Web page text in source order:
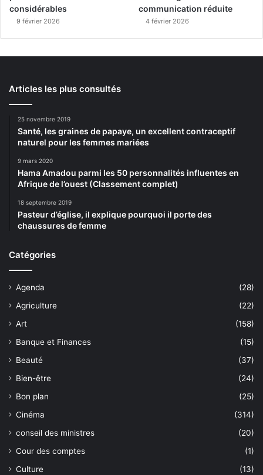
considérables
9 février 2026
communication réduite
4 février 2026
Articles les plus consultés
25 novembre 2019
Santé, les graines de papaye, un excellent contraceptif
naturel pour les femmes mariées
9 mars 2020
Hama Amadou parmi les 50 personnalités influentes en
Afrique de l’ouest (Classement complet)
18 septembre 2019
Pasteur d’église, il explique pourquoi il porte des
chaussures de femme
Catégories
Agenda
(28)
Agriculture
(22)
Art
(158)
Banque et Finances
(15)
Beauté
(37)
Bien-être
(24)
Bon plan
(25)
Cinéma
(314)
conseil des ministres
(20)
Cour des comptes
(1)
Culture
(13)